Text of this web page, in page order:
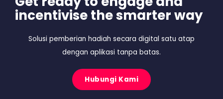
incentivise the smarter way
Solusi pemberian hadiah secara digital satu atap
dengan aplikasi tanpa batas.
Hubungi Kami